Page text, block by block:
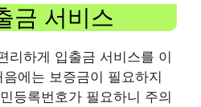
금 서비스
리하게 입출금 서비스를 이
에는 보증금이 필요하지
등록번호가 필요하니 주의